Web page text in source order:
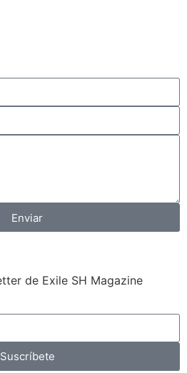
Enviar
de Exile SH Magazine
Suscríbete